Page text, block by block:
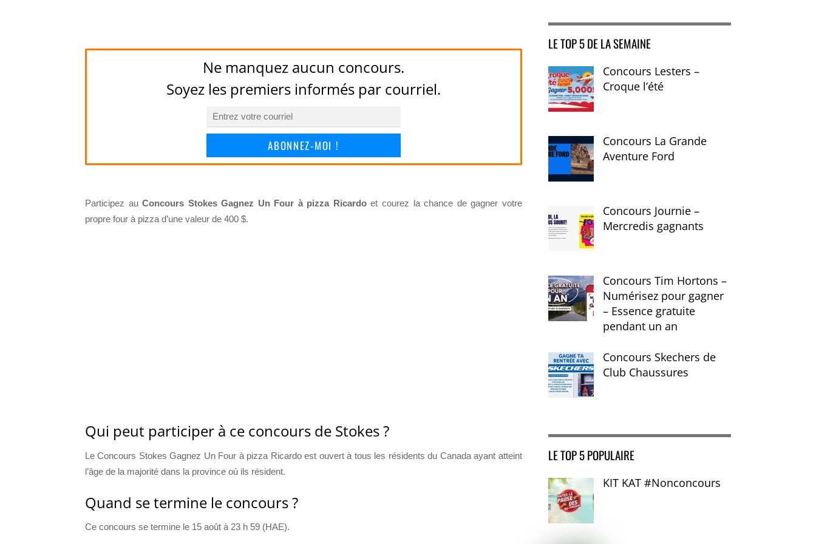
Ne manquez aucun concours.
Soyez les premiers informés par courriel.
ABONNEZ-MOI !
Participez auConcours Stokes Gagnez Un Four à pizza Ricardoet courez la chance de gagner votre
propre four à pizza d’une valeur de 400 $.
Qui peut participer à ce concours de Stokes ?
Le Concours Stokes Gagnez Un Four à pizza Ricardo est ouvert à tous les résidents du Canada ayant atteint
l’âge de la majorité dans la province où ils résident.
Quand se termine le concours ?
Ce concours se termine le 15 août à 23 h 59 (HAE).
LE TOP 5 DE LA SEMAINE
Concours Lesters –
Croque l’été
Concours La Grande
Aventure Ford
Concours Journie –
Mercredis gagnants
Concours Tim Hortons –
Numérisez pour gagner
– Essence gratuite
pendant un an
Concours Skechers de
Club Chaussures
LE TOP 5 POPULAIRE
KIT KAT #Nonconcours